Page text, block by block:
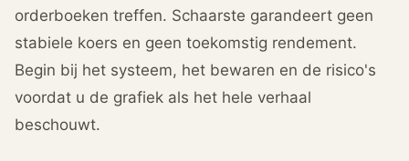
orderboeken treffen. Schaarste garandeert geen
stabiele koers en geen toekomstig rendement.
Begin bij het systeem, het bewaren en de risico's
voordat u de grafiek als het hele verhaal
beschouwt.